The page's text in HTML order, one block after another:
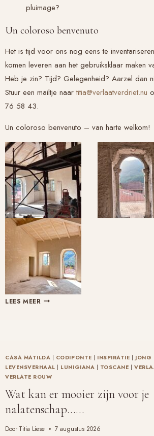
pluimage?
Un coloroso benvenuto
Het is tijd voor ons nog eens te
komen leveren aan het gebruiksklaar maken
Heb je zin? Tijd? Gelegenheid? Aarzel dan
Stuur een mailtje naartitia@verlaatverdriet.nu
76 58 43.
Un coloroso benvenuto – van harte welkom!
LEES MEER CASA
IN
UN
PALAZZO
CASA MATILDA | CODIPONTE | INSPIRATIE | JONG
LEVENSVERHAAL | LUNIGIANA | TOSCANE |
VERLATE ROUW
Wat kan er mooier zijn voor je
nalatenschap……
Door Titia Liese 7 augustus 2026